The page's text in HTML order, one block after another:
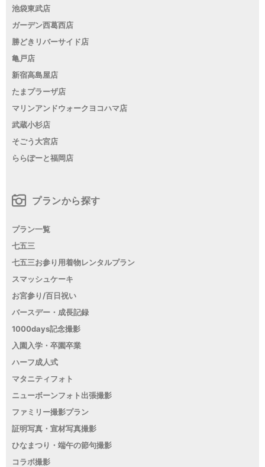
池袋東武店
ガーデン西葛西店
勝どきリバーサイド店
亀戸店
新宿高島屋店
たまプラーザ店
マリンアンドウォークヨコハマ店
武蔵小杉店
そごう大宮店
ららぽーと福岡店
プランから探す
プラン一覧
七五三
七五三お参り用着物レンタルプラン
スマッシュケーキ
お宮参り/百日祝い
バースデー・成長記録
1000days記念撮影
入園入学・卒園卒業
ハーフ成人式
マタニティフォト
ニューボーンフォト出張撮影
ファミリー撮影プラン
証明写真・宣材写真撮影
ひなまつり・端午の節句撮影
コラボ撮影